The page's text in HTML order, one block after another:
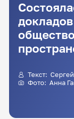
Текст:
Фото: Анна